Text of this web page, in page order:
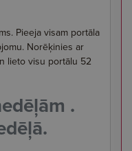
Pieeja visam portāla
Norēķinies ar
lieto visu portālu 52
.